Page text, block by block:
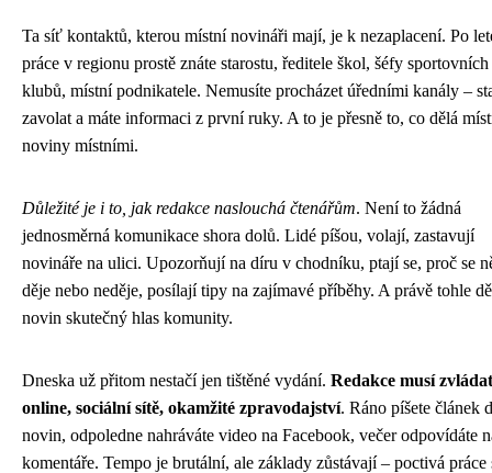
Ta síť kontaktů, kterou místní novináři mají, je k nezaplacení. Po
práce v regionu prostě znáte starostu, ředitele škol, šéfy sportovních
klubů, místní podnikatele. Nemusíte procházet úředními kanály –
zavolat a máte informaci z první ruky. A to je přesně to, co dělá
noviny místními.
Důležité je i to, jak redakce naslouchá čtenářům. Není to žádná
jednosměrná komunikace shora dolů. Lidé píšou, volají, zastavují
novináře na ulici. Upozorňují na díru v chodníku, ptají se, proč se
děje nebo neděje, posílají tipy na zajímavé příběhy. A právě tohle
novin skutečný hlas komunity.
Dneska už přitom nestačí jen tištěné vydání. Redakce musí zvládat
online, sociální sítě, okamžité zpravodajství. Ráno píšete článek
novin, odpoledne nahráváte video na Facebook, večer odpovídáte
komentáře. Tempo je brutální, ale základy zůstávají – poctivá práce